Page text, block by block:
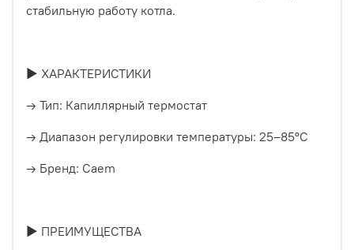
стабильную работу котла.
► ХАРАКТЕРИСТИКИ
→ Тип: Капиллярный термостат
→ Диапазон регулировки температуры: 25–85°C
→ Бренд: Caem
► ПРЕИМУЩЕСТВА